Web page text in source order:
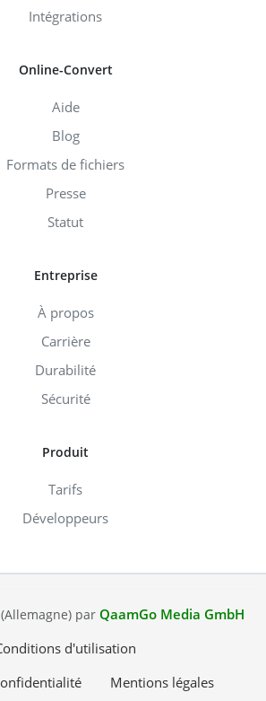
Intégrations
Online-Convert
Aide
Blog
Formats de fichiers
Presse
Statut
Entreprise
À propos
Carrière
Durabilité
Sécurité
Produit
Tarifs
Développeurs
par QaamGo Media GmbH
d'utilisation
Mentions légales